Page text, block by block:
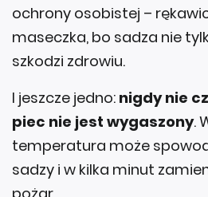
ochrony osobistej –
maseczka, bo sadza nie
szkodzi zdrowiu.
I jeszcze jedno: nigdy nie
piec nie jest wygaszony.
temperatura może
sadzy i w kilka minut